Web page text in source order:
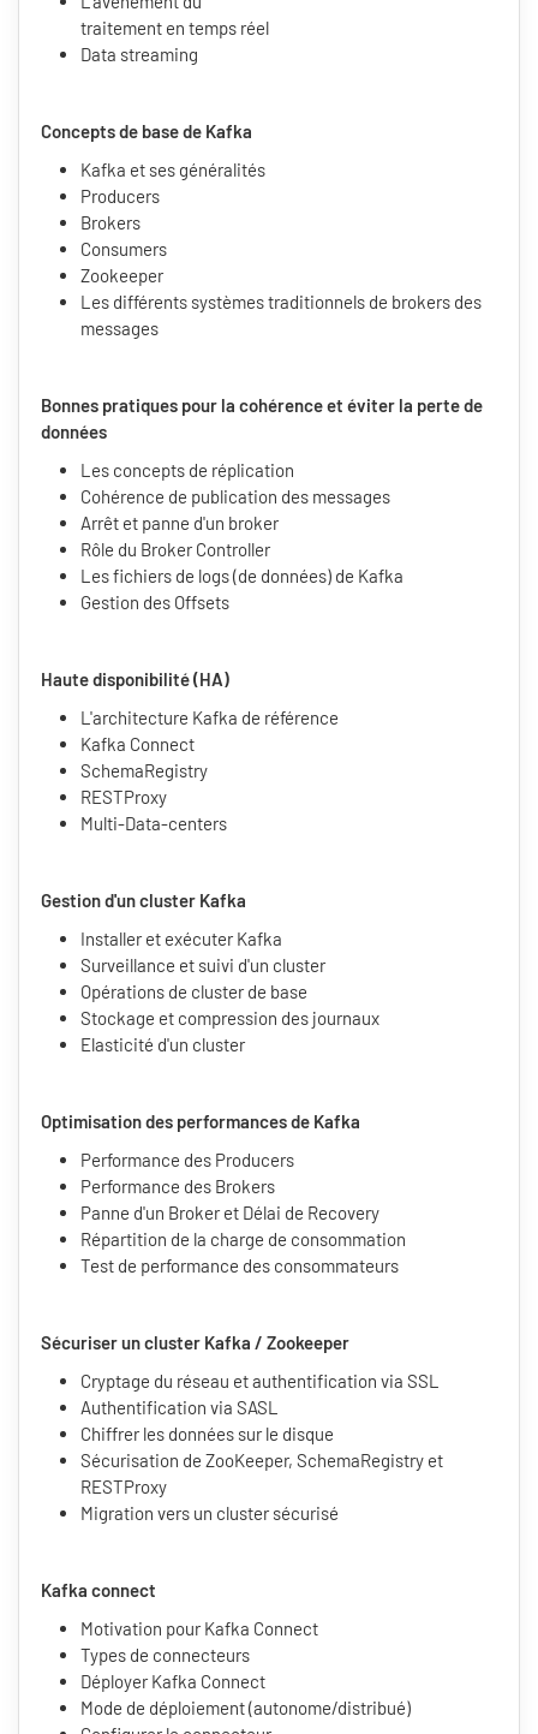
traitement en temps réel
Data streaming
Concepts de base de Kafka
Kafka et ses généralités
Producers
Brokers
Consumers
Zookeeper
Les différents systèmes traditionnels de brokers des
messages
Bonnes pratiques pour la cohérence et éviter la perte de
données
Les concepts de réplication
Cohérence de publication des messages
Arrêt et panne d'un broker
Rôle du Broker Controller
Les fichiers de logs (de données) de Kafka
Gestion des Offsets
Haute disponibilité (HA)
L'architecture Kafka de référence
Kafka Connect
SchemaRegistry
RESTProxy
Multi-Data-centers
Gestion d'un cluster Kafka
Installer et exécuter Kafka
Surveillance et suivi d'un cluster
Opérations de cluster de base
Stockage et compression des journaux
Elasticité d'un cluster
Optimisation des performances de Kafka
Performance des Producers
Performance des Brokers
Panne d'un Broker et Délai de Recovery
Répartition de la charge de consommation
Test de performance des consommateurs
Sécuriser un cluster Kafka / Zookeeper
Cryptage du réseau et authentification via SSL
Authentification via SASL
Chiffrer les données sur le disque
Sécurisation de ZooKeeper, SchemaRegistry et
RESTProxy
Migration vers un cluster sécurisé
Kafka connect
Motivation pour Kafka Connect
Types de connecteurs
Déployer Kafka Connect
Mode de déploiement (autonome/distribué)